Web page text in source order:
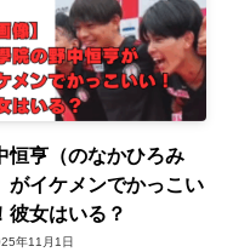
恒亨（のなかひろみ
がイケメンでかっこい
彼女はいる？
年11月1日